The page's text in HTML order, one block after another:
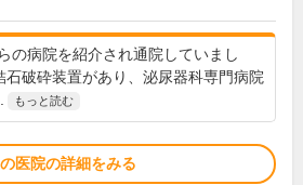
の病院を紹介され通院していまし
石破砕装置があり、泌尿器科専門病院
もっと読む
医院の詳細をみる